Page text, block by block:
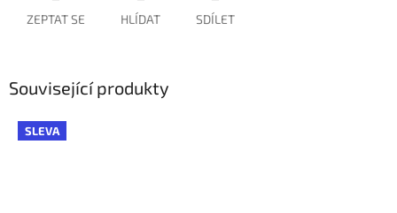
ZEPTAT SE HLÍDAT SDÍLET
Související produkty
SLEVA